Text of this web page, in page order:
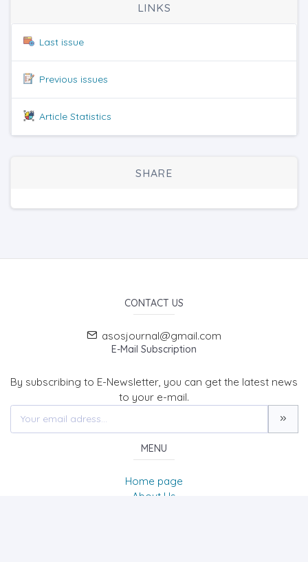
LINKS
Last issue
Previous issues
Article Statistics
SHARE
CONTACT US
asosjournal@gmail.com
E-Mail Subscription
By subscribing to E-Newsletter, you can get the latest news
to your e-mail.
MENU
Home page
About Us